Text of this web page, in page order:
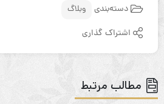
دسته‌بندی وبلاگ
اشتراک گذاری
مطالب مرتبط